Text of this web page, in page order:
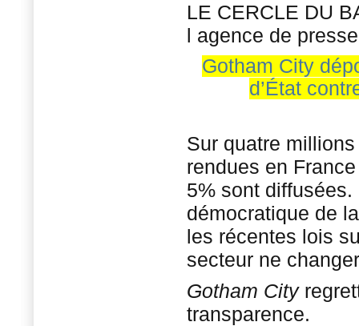
LE CERCLE DU
l agence de
Gotham City
d’État
Sur quatre
rendues en
5% sont
démocratique de
les récentes lois
secteur ne
Gotham City
transparence.